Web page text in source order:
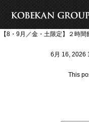
【8・9月／金・土限定】２時
6月 16, 2026
This